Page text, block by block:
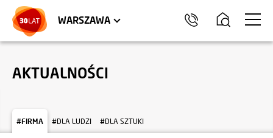
WARSZAWA
HEL
AKTUALNOŚCI
#FIRMA #DLA LUDZI #DLA SZTUKI